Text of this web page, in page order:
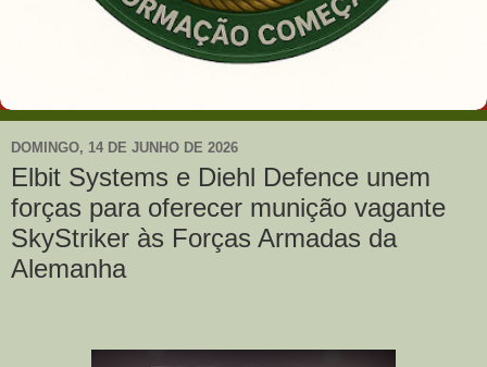
DOMINGO, 14 DE JUNHO DE 2026
Elbit Systems e Diehl Defence unem
forças para oferecer munição vagante
SkyStriker às Forças Armadas da
Alemanha